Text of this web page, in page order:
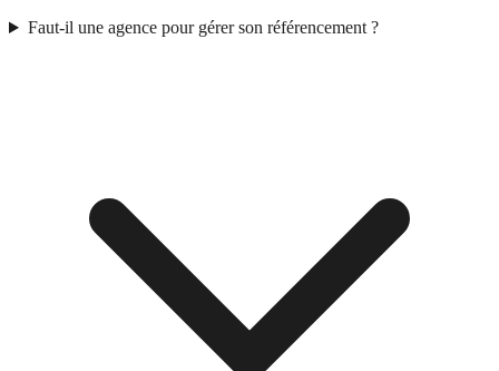
Faut-il une agence pour gérer son référencement ?